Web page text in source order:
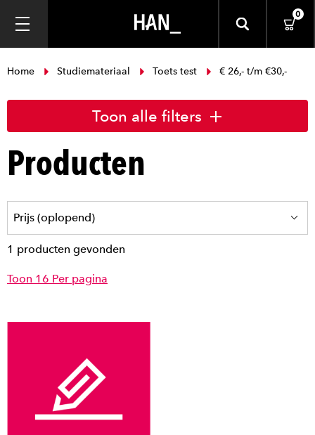
0
Home Studiemateriaal Toets test € 26,- t/m €30,-
Toon alle filters
Producten
1 producten gevonden
Toon 16 Per pagina